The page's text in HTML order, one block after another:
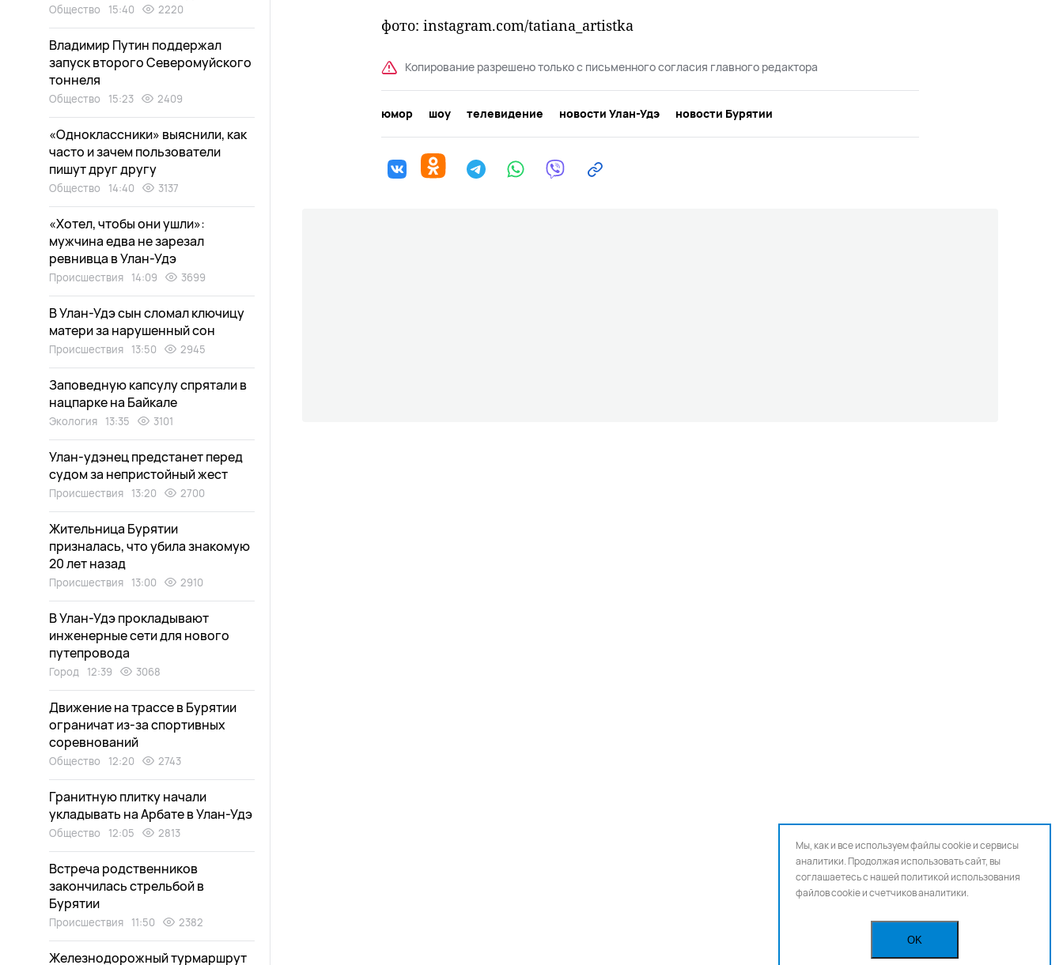
фото: instagram.com/tatiana_artistka
Копирование разрешено только с письменного согласия главного редактора
юмор шоу телевидение новости Улан-Удэ новости Бурятии
Общество 15:40 2220
Владимир Путин поддержал
запуск второго Северомуйского
тоннеля
Общество 15:23 2409
«Одноклассники» выяснили, как
часто и зачем пользователи
пишут друг другу
Общество 14:40 3137
«Хотел, чтобы они ушли»:
мужчина едва не зарезал
ревнивца в Улан-Удэ
Происшествия 14:09 3699
В Улан-Удэ сын сломал ключицу
матери за нарушенный сон
Происшествия 13:50 2945
Заповедную капсулу спрятали в
нацпарке на Байкале
Экология 13:35 3101
Улан-удэнец предстанет перед
судом за непристойный жест
Происшествия 13:20 2700
Жительница Бурятии
призналась, что убила знакомую
20 лет назад
Происшествия 13:00 2910
В Улан-Удэ прокладывают
инженерные сети для нового
путепровода
Город 12:39 3068
Движение на трассе в Бурятии
ограничат из-за спортивных
соревнований
Общество 12:20 2743
Гранитную плитку начали
укладывать на Арбате в Улан-Удэ
Общество 12:05 2813
Встреча родственников
закончилась стрельбой в
Бурятии
Происшествия 11:50 2382
Железнодорожный турмаршрут
Мы, как и все используем файлы cookie и сервисы
аналитики. Продолжая использовать сайт, вы
соглашаетесь с нашейполитикой использования
файлов cookie и счетчиков аналитики.
OK